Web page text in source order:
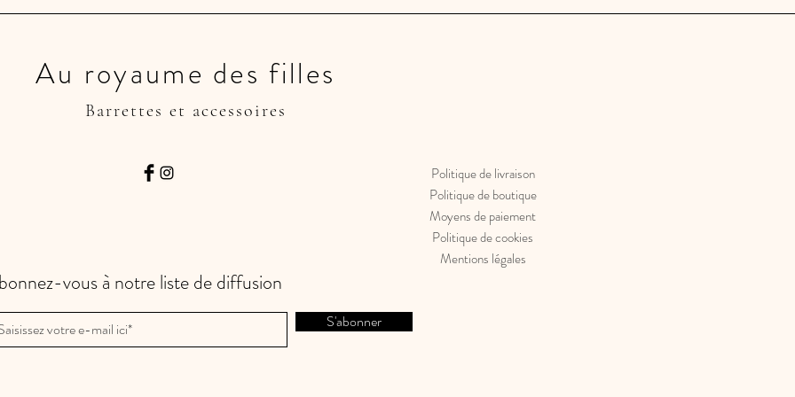
Au royaume des filles
Barrettes et accessoires
Politique de livraison
Politique de boutique
Moyens de paiement
Politique de cookies
Mentions légales
vous à notre liste de diffusion
S'abonner